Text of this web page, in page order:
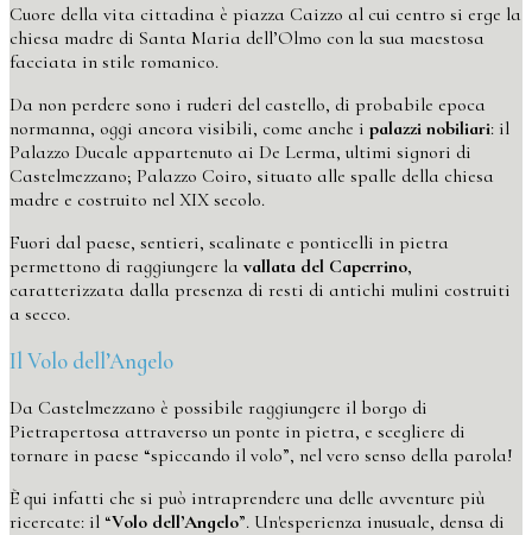
Cuore della vita cittadina è piazza Caizzo al cui centro si erge la
chiesa madre di Santa Maria dell’Olmo con la sua maestosa
facciata in stile romanico.
Da non perdere sono i ruderi del castello, di probabile epoca
normanna, oggi ancora visibili, come anche i palazzi nobiliari: il
Palazzo Ducale appartenuto ai De Lerma, ultimi signori di
Castelmezzano; Palazzo Coiro, situato alle spalle della chiesa
madre e costruito nel XIX secolo.
Fuori dal paese, sentieri, scalinate e ponticelli in pietra
permettono di raggiungere la vallata del Caperrino,
caratterizzata dalla presenza di resti di antichi mulini costruiti
a secco.
Il Volo dell’Angelo
Da Castelmezzano è possibile raggiungere il borgo di
Pietrapertosa attraverso un ponte in pietra, e scegliere di
tornare in paese “spiccando il volo”, nel vero senso della parola!
È qui infatti che si può intraprendere una delle avventure più
ricercate: il “Volo dell’Angelo”. Un'esperienza inusuale, densa di